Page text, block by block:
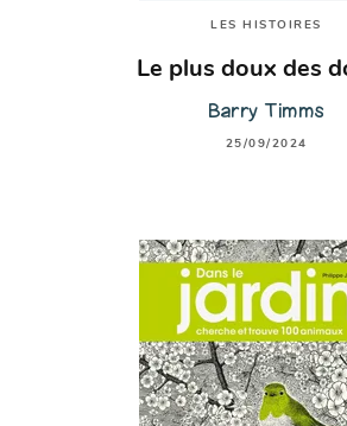
LES HISTOIRES
Le plus doux des
Barry Timms
25/09/2024